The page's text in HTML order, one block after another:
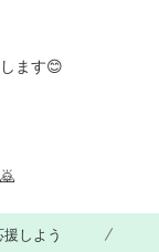
ます😊
しよう